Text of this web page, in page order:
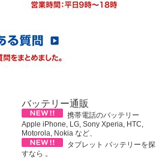
バッテリー通販
携帯電話のバッテリー
Apple iPhone, LG, Sony Xperia, HTC,
Motorola, Nokia など、
タブレット バッテリーを探
すなら 。